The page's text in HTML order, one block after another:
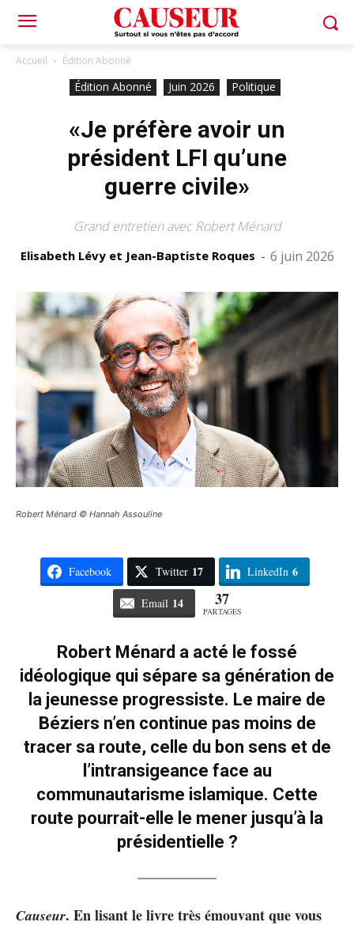
Accueil Édition Abonné
Édition Abonné Juin 2026 Politique
«Je préfère avoir un
président LFI qu’une
guerre civile»
Grand entretien avec Robert Ménard
Elisabeth Lévy et Jean-Baptiste Roques - 6 juin 2026
Robert Ménard © Hannah Assouline
Facebook Twitter 17 LinkedIn 6
Email 14 37
PARTAGES
Robert Ménard a acté le fossé
idéologique qui sépare sa génération de
la jeunesse progressiste. Le maire de
Béziers n’en continue pas moins de
tracer sa route, celle du bon sens et de
l’intransigeance face au
communautarisme islamique. Cette
route pourrait-elle le mener jusqu’à la
présidentielle ?
Causeur. En lisant le livre très émouvant que vous